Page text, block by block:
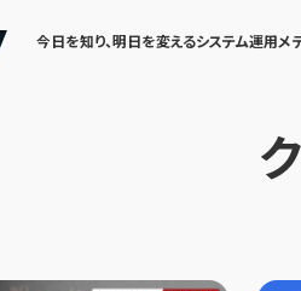
今日を知り、明日を変えるシステム運用メ